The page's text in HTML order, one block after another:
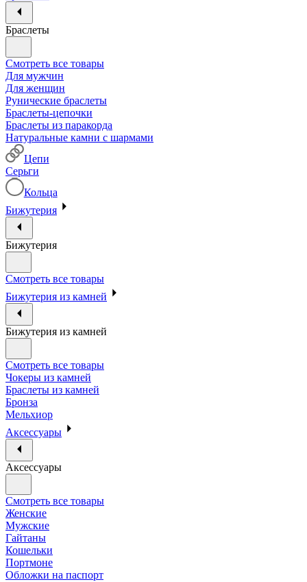
Браслеты
Смотреть все товары
Для мужчин
Для женщин
Рунические браслеты
Браслеты-цепочки
Браслеты из паракорда
Натуральные камни с шармами
Цепи
Серьги
Кольца
Бижутерия
Бижутерия
Смотреть все товары
Бижутерия из камней
Бижутерия из камней
Смотреть все товары
Чокеры из камней
Браслеты из камней
Бронза
Мельхиор
Аксессуары
Аксессуары
Смотреть все товары
Женские
Мужские
Гайтаны
Кошельки
Портмоне
Обложки на паспорт